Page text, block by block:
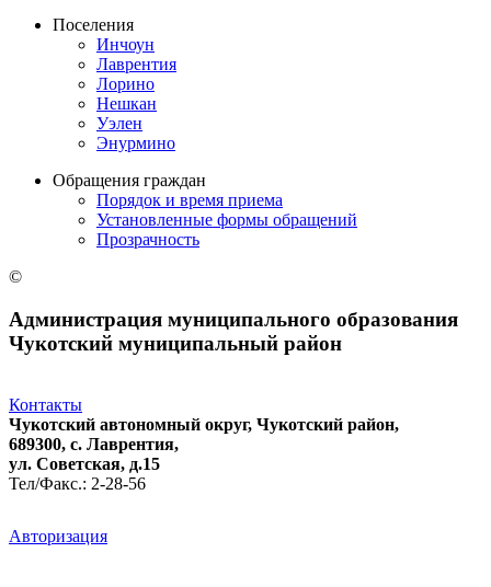
Поселения
Инчоун
Лаврентия
Лорино
Нешкан
Уэлен
Энурмино
Обращения граждан
Порядок и время приема
Установленные формы обращений
Прозрачность
©
Администрация муниципального образования
Чукотский муниципальный район
Контакты
Чукотский автономный округ, Чукотский район,
689300, с. Лаврентия,
ул. Советская, д.15
Тел/Факс.: 2-28-56
Авторизация